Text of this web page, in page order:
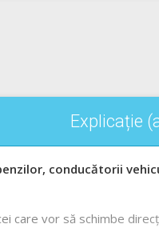
Explicație
conducătorii
care vor să schimbe